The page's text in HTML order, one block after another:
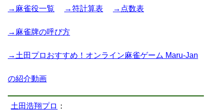
→麻雀役一覧 →符計算表 →点数表
→麻雀牌の呼び方
→土田プロおすすめ！オンライン麻雀ゲーム Maru-Jan
の紹介動画
土田浩翔プロ ：